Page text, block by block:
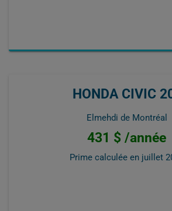
HONDA CIVIC
Elmehdi de Montréal
431 $ /année
Prime calculée en juillet